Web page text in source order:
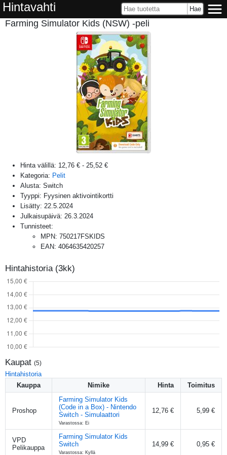
Hintavahti
Farming Simulator Kids (NSW) -peli
Hinta välillä: 12,76 € - 25,52 €
Kategoria: Pelit
Alusta: Switch
Tyyppi: Fyysinen aktivointikortti
Lisätty: 22.5.2024
Julkaisupäivä: 26.3.2024
Tunnisteet:
MPN: 750217FSKIDS
EAN: 4064635420257
Hintahistoria (3kk)
Kaupat (5)
Hintahistoria
Kauppa
Nimike Hinta Toimitus
Proshop
Farming Simulator Kids
(Code in a Box) - Nintendo
Switch - Simulaattori
Varastossa: Ei
12,76 € 5,99 €
VPD
Pelikauppa
Farming Simulator Kids
Switch
Varastossa: Kyllä
14,99 € 0,95 €